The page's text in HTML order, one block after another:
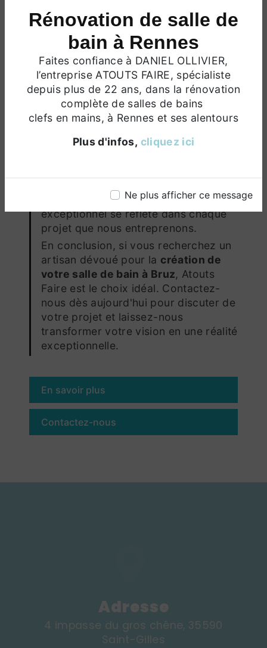
Rénovation de salle de
bain à Rennes
Faites confiance à DANIEL OLLIVIER,
l’entreprise ATOUTS FAIRE, spécialiste
depuis plus de 22 ans, dans la rénovation
complète de salles de bains
clefs en mains, à Rennes et ses alentours
Plus d'infos, cliquez ici
Ne plus afficher ce message
bain. De l'intégration de technologies
modernes aux solutions d'économie
d'eau, nous nous efforçons d'offrir
des salles de bain qui répondent aux
normes les plus élevées en termes de
durabilité et de confort.
Engagés envers la Satisfaction du Client
La satisfaction du client est notre
priorité absolue. Nous collaborons
étroitement avec chaque client,
engagement envers un service
exceptionnel se reflète dans chaque
projet que nous entreprenons.
En conclusion, si vous recherchez un
artisan dévoué pour la création de
votre salle de bain à Bruz, Atouts
Faire est le choix idéal. Contactez-
nous dès aujourd'hui pour discuter de
votre projet et laissez-nous
transformer votre vision en une réalité
exceptionnelle.
En savoir plus
Contactez-nous
Adresse
4 impasse du gros chêne, 35590
Saint-Gilles